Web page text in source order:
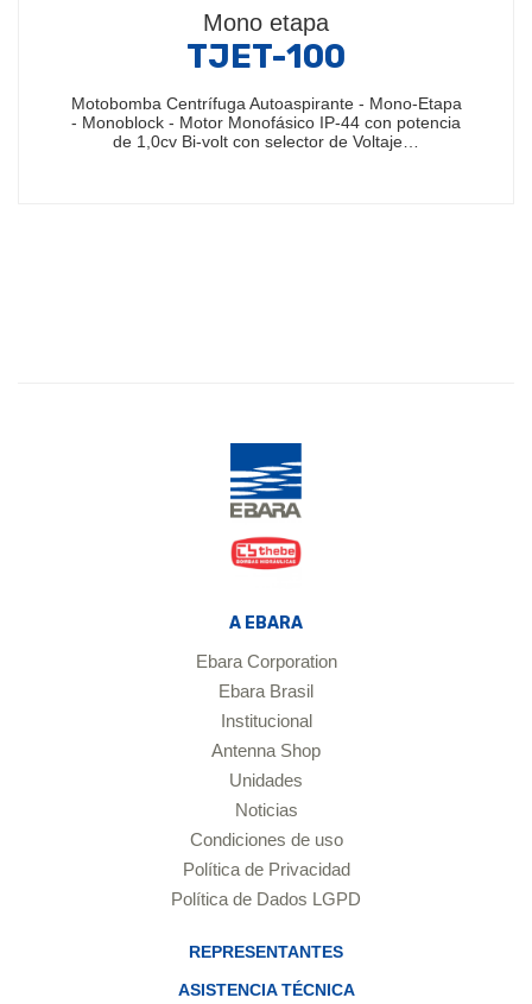
Mono etapa
TJET-100
Motobomba Centrífuga Autoaspirante - Mono-Etapa
- Monoblock - Motor Monofásico IP-44 con potencia
de 1,0cv Bi-volt con selector de Voltaje…
A EBARA
Ebara Corporation
Ebara Brasil
Institucional
Antenna Shop
Unidades
Noticias
Condiciones de uso
Política de Privacidad
Política de Dados LGPD
REPRESENTANTES
ASISTENCIA TÉCNICA